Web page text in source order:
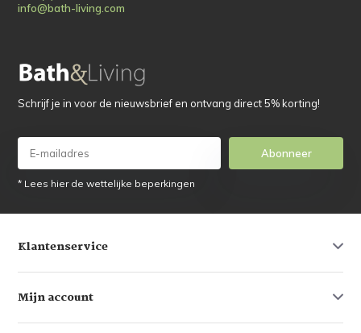
info@bath-living.com
Schrijf je in voor de nieuwsbrief en ontvang direct 5% korting!
Abonneer
* Lees hier de wettelijke beperkingen
Klantenservice
Mijn account